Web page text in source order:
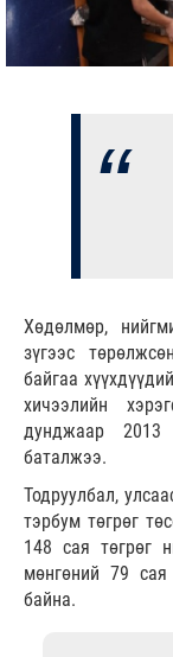
Хөдөлмөр,
зүгээс
байгаа
хичээлийн
дунджаар
баталжээ.
Тодруулбал,
тэрбум төгрөг
148 сая төгрөг
мөнгөний 79 сая
байна.